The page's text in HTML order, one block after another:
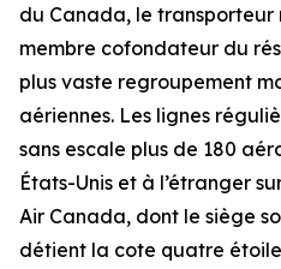
du Canada, le
membre cofondateur du
plus vaste regroupement
aériennes. Les lignes
sans escale plus de 180
États-Unis et à l’étranger
Air Canada, dont le siège
détient la cote quatre